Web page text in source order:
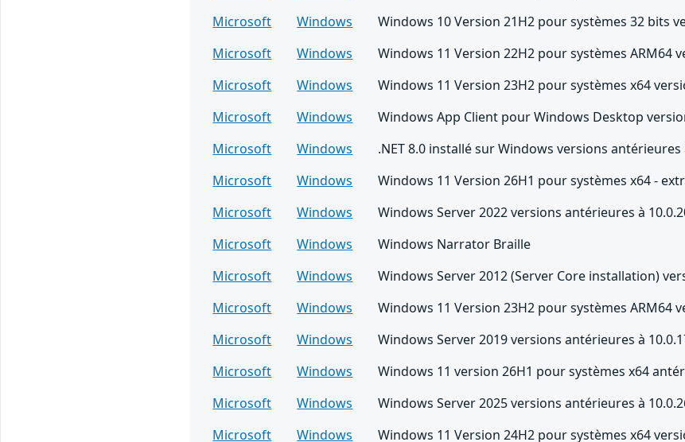
Microsoft
Windows
Windows 10 Version 21H2 pour systèmes 32 bits
Microsoft
Windows
Windows 11 Version 22H2 pour systèmes ARM64
Microsoft
Windows
Windows 11 Version 23H2 pour systèmes x64
Microsoft
Windows
Windows App Client pour Windows Desktop
Microsoft
Windows
.NET 8.0 installé sur Windows versions antérieures
Microsoft
Windows
Windows 11 Version 26H1 pour systèmes x64 -
Microsoft
Windows
Windows Server 2022 versions antérieures à
Microsoft
Windows
Windows Narrator Braille
Microsoft
Windows
Windows Server 2012 (Server Core installation)
Microsoft
Windows
Windows 11 Version 23H2 pour systèmes ARM64
Microsoft
Windows
Windows Server 2019 versions antérieures à
Microsoft
Windows
Windows 11 version 26H1 pour systèmes x64
Microsoft
Windows
Windows Server 2025 versions antérieures à
Microsoft
Windows
Windows 11 Version 24H2 pour systèmes x64